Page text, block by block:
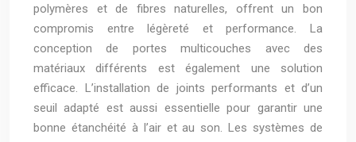
polymères et de fibres naturelles, offrent un bon
compromis entre légèreté et performance. La
conception de portes multicouches avec des
matériaux différents est également une solution
efficace. L’installation de joints performants et d’un
seuil adapté est aussi essentielle pour garantir une
bonne étanchéité à l’air et au son. Les systèmes de